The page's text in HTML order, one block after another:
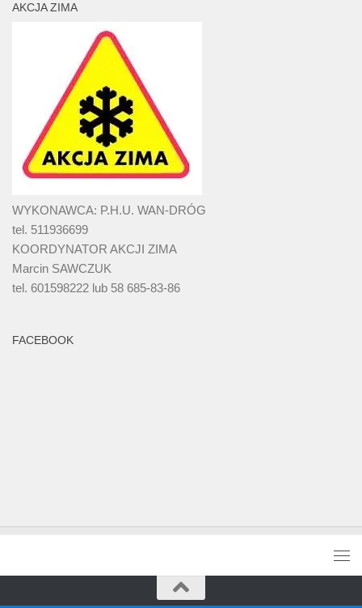
AKCJA ZIMA
WYKONAWCA: P.H.U. WAN-DRÓG
tel. 511936699
KOORDYNATOR AKCJI ZIMA
Marcin SAWCZUK
tel. 601598222 lub 58 685-83-86
FACEBOOK